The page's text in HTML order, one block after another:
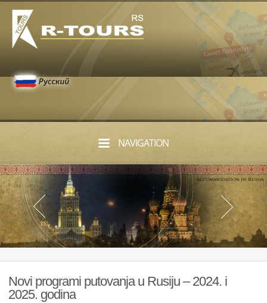
NAVIGATION
Novi programi putovanja u Rusiju – 2024. i
2025. godina